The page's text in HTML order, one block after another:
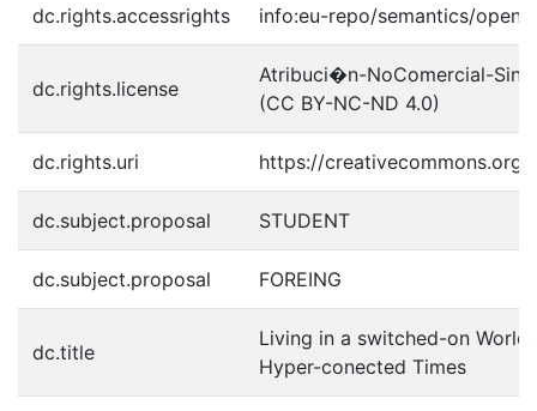
dc.rights.accessrights info:eu-repo/semantics/
dc.rights.license
Atribuci�n-NoComercial-
(CC BY-NC-ND 4.0)
dc.rights.uri https://
dc.subject.proposal STUDENT
dc.subject.proposal FOREING
dc.title
Living in a switched-on
Hyper-conected Times